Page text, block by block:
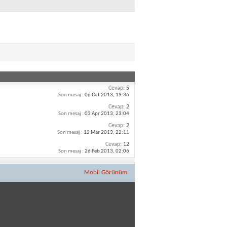
Cevap: 5
Son mesaj : 06 Oct 2013, 19:36
Cevap: 2
Son mesaj : 03 Apr 2013, 23:04
Cevap: 2
Son mesaj : 12 Mar 2013, 22:11
Cevap: 12
Son mesaj : 26 Feb 2013, 02:06
Mobil Görünüm